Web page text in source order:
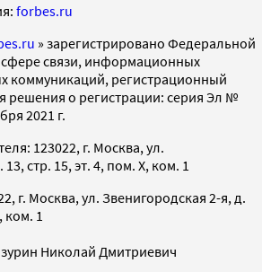
forbes.ru
» зарегистрировано Федеральной
связи, информационных
коммуникаций, регистрационный
решения о регистрации: серия Эл №
2021 г.
123022, г. Москва, ул.
стр. 15, эт. 4, пом. X, ком. 1
г. Москва, ул. Звенигородская 2-я, д.
ком. 1
Николай Дмитриевич